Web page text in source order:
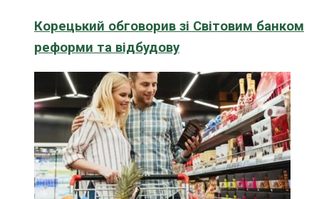
Корецький обговорив зі Світовим банком
реформи та відбудову